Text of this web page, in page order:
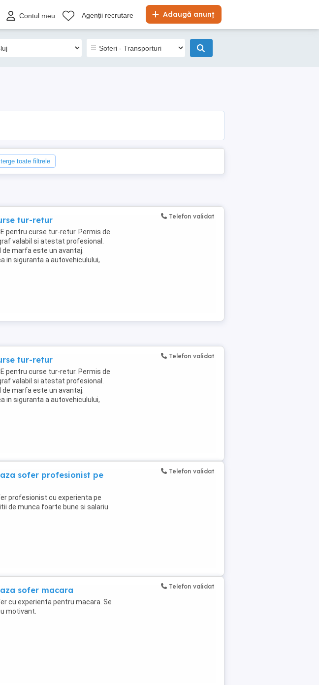
Adaugă anunț
Contul meu Agenții recrutare
toate filtrele
tur-retur
pentru curse tur-retur. Permis de
valabil si atestat profesional.
marfa este un avantaj.
in siguranta a autovehiculului,
Telefon validat
tur-retur
pentru curse tur-retur. Permis de
valabil si atestat profesional.
marfa este un avantaj.
in siguranta a autovehiculului,
Telefon validat
sofer profesionist pe
profesionist cu experienta pe
de munca foarte bune si salariu
Telefon validat
sofer macara
cu experienta pentru macara. Se
motivant.
Telefon validat